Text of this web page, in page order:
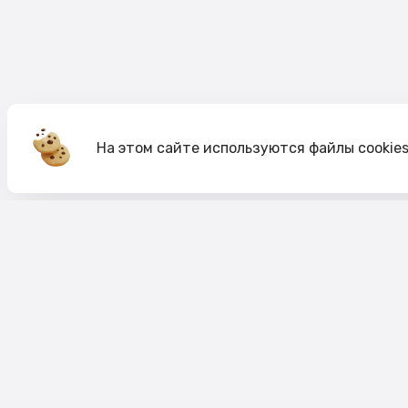
На этом сайте используются файлы cookies